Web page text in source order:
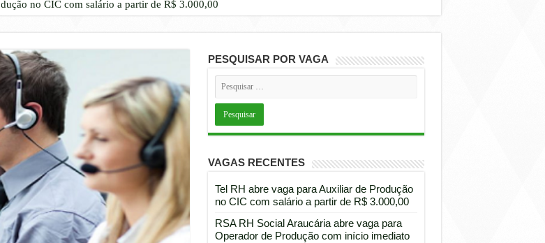
no CIC com salário a partir de R$ 3.000,00
PESQUISAR POR VAGA
VAGAS RECENTES
Tel RH abre vaga para Auxiliar de Produção
no CIC com salário a partir de R$ 3.000,00
RSA RH Social Araucária abre vaga para
Operador de Produção com início imediato